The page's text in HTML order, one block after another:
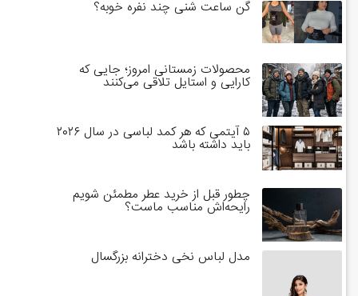
گن ساعت شنی چند نفره خوبه؟
محصولات زمستانی امروز؛ جایی که
کارایی و استایل تلاقی می‌کنند
۵ آیتمی که هر کمد لباسی در سال ۲۰۲۶
باید داشته باشد
چطور قبل از خرید عطر مطمئن شویم
رایحه‌اش مناسب ماست؟
مدل لباس نخی دخترانه بزرگسال